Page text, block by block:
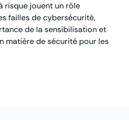
risque jouent un rôle
failles de cybersécurité,
de la sensibilisation et
matière de sécurité pour les